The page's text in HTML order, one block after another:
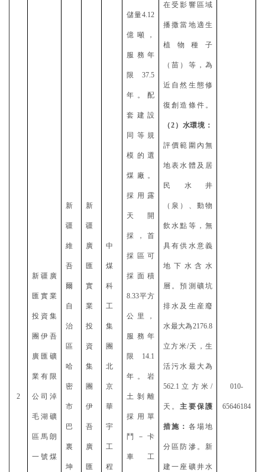
2
新疆廣
匯實業
投資集
團伊吾
廣匯礦
業有限
公司淖
毛湖礦
區馬朗
一號煤
新
疆
維
吾
爾
自
治
區
哈
密
市
巴
裏
坤
新
疆
廣
匯
實
業
投
資
集
團
伊
吾
廣
匯
中
煤
科
工
集
團
北
京
華
宇
工
程
儲量4.12
億噸，
服務年
限37.5
年。配
套建設
同等規
模的選
煤廠。
採用露
天開
採，首
採區可
採面積
8.33平方
公里，
服務年
限14.1
年。岩
土剝離
採用單
鬥－卡
車工
在受影響區域
播撒當地適生
植物種子
（苗）等，為
近自然生態修
復創造條件。
（2）水環境：
評價範圍內無
地表水體及居
民水井
（泉）、動物
飲水點等，無
具有供水意義
地下水含水
層。預測礦坑
排水及生産廢
水最大為2176.8
立方米/天，生
活污水最大為
562.1立方米/
天。主要保護
措施： 各場地
分區防滲。新
建一座礦井水
010-
65646184